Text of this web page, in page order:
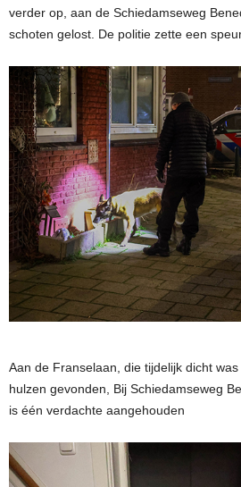
verder op, aan de Schiedamseweg
schoten gelost. De politie zette een
Aan de Franselaan, die tijdelijk dicht
hulzen gevonden, Bij Schiedamseweg
is één verdachte aangehouden